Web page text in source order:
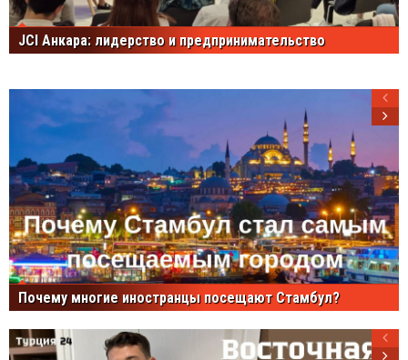
JCI Анкара: лидерство и предпринимательство
Почему многие иностранцы посещают Стамбул?